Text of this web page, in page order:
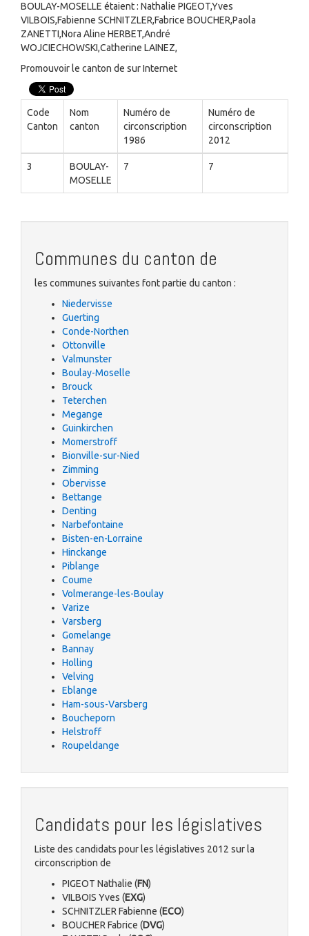
BOULAY-MOSELLE étaient : Nathalie PIGEOT,Yves
VILBOIS,Fabienne SCHNITZLER,Fabrice BOUCHER,Paola
ZANETTI,Nora Aline HERBET,André
WOJCIECHOWSKI,Catherine LAINEZ,
Promouvoir le canton de sur Internet
Code
Canton
Nom
canton
Numéro de
circonscription
1986
Numéro de
circonscription
2012
3
BOULAY-
MOSELLE
7 7
Communes du canton de
les communes suivantes font partie du canton :
Niedervisse
Guerting
Conde-Northen
Ottonville
Valmunster
Boulay-Moselle
Brouck
Teterchen
Megange
Guinkirchen
Momerstroff
Bionville-sur-Nied
Zimming
Obervisse
Bettange
Denting
Narbefontaine
Bisten-en-Lorraine
Hinckange
Piblange
Coume
Volmerange-les-Boulay
Varize
Varsberg
Gomelange
Bannay
Holling
Velving
Eblange
Ham-sous-Varsberg
Boucheporn
Helstroff
Roupeldange
Candidats pour les législatives
Liste des candidats pour les législatives 2012 sur la
circonscription de
PIGEOT Nathalie (FN)
VILBOIS Yves (EXG)
SCHNITZLER Fabienne (ECO)
BOUCHER Fabrice (DVG)